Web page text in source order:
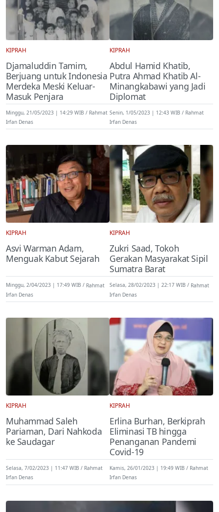
KIPRAH
Djamaluddin Tamim,
Berjuang untuk Indonesia
Merdeka Meski Keluar-
Masuk Penjara
Minggu, 21/05/2023 | 14:29 WIB
Rahmat
Irfan Denas
KIPRAH
Abdul Hamid Khatib,
Putra Ahmad Khatib Al-
Minangkabawi yang Jadi
Diplomat
Senin, 1/05/2023 | 12:43 WIB
Rahmat
Irfan Denas
KIPRAH
Asvi Warman Adam,
Menguak Kabut Sejarah
Minggu, 2/04/2023 | 17:49 WIB
Rahmat
Irfan Denas
KIPRAH
Zukri Saad, Tokoh
Gerakan Masyarakat Sipil
Sumatra Barat
Selasa, 28/02/2023 | 22:17 WIB
Rahmat
Irfan Denas
KIPRAH
Muhammad Saleh
Pariaman, Dari Nahkoda
ke Saudagar
Selasa, 7/02/2023 | 11:47 WIB
Rahmat
Irfan Denas
KIPRAH
Erlina Burhan, Berkiprah
Eliminasi TB hingga
Penanganan Pandemi
Covid-19
Kamis, 26/01/2023 | 19:49 WIB
Rahmat
Irfan Denas